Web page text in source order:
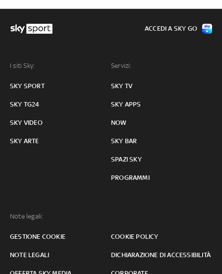
I siti Sky:
SKY SPORT
SKY TG24
SKY VIDEO
SKY ARTE
Servizi:
SKY TV
SKY APPS
NOW
SKY BAR
SPAZI SKY
PROGRAMMI
Note legali:
GESTIONE COOKIE COOKIE POLICY
NOTE LEGALI DICHIARAZIONE DI ACCESSIBILITÀ
ACCEDI A SKY GO